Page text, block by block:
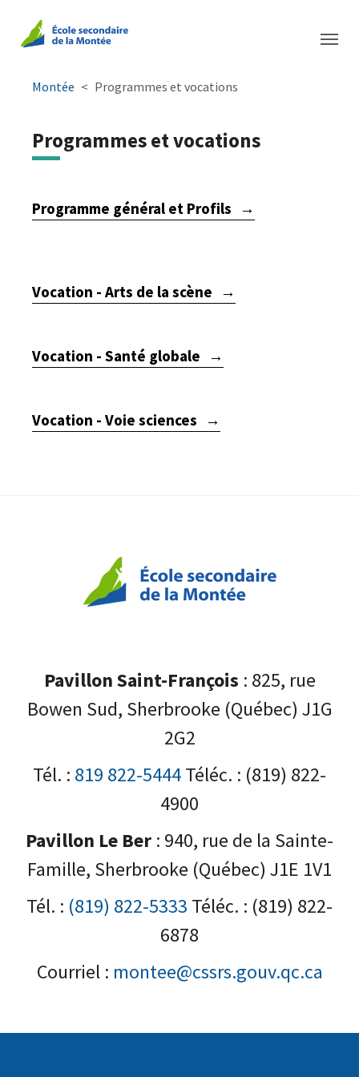
Montée Programmes et vocations
Programmes et vocations
Programme général et Profils
Vocation - Arts de la scène
Vocation - Santé globale
Vocation - Voie sciences
Pavillon Saint-François : 825, rue
Bowen Sud, Sherbrooke (Québec) J1G
2G2
Tél. : 819 822-5444Téléc. : (819) 822-
4900
Pavillon Le Ber : 940, rue de la Sainte-
Famille, Sherbrooke (Québec) J1E 1V1
Tél. : (819) 822-5333 Téléc. : (819) 822-
6878
Courriel : montee@cssrs.gouv.qc.ca